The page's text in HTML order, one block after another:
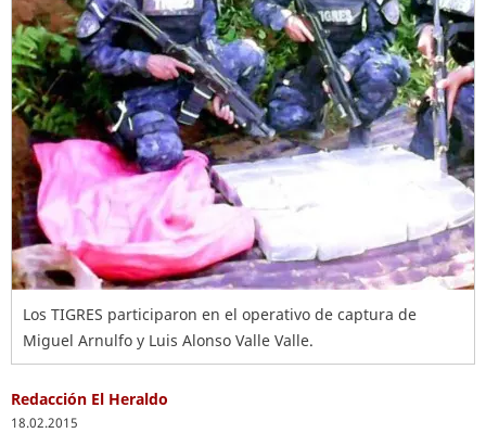
Los TIGRES participaron en el operativo de captura de
Miguel Arnulfo y Luis Alonso Valle Valle.
Redacción El Heraldo
18.02.2015